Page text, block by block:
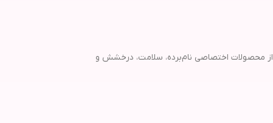
از محصولات اختصاصی نام‌برده، سلامت، درخشش و